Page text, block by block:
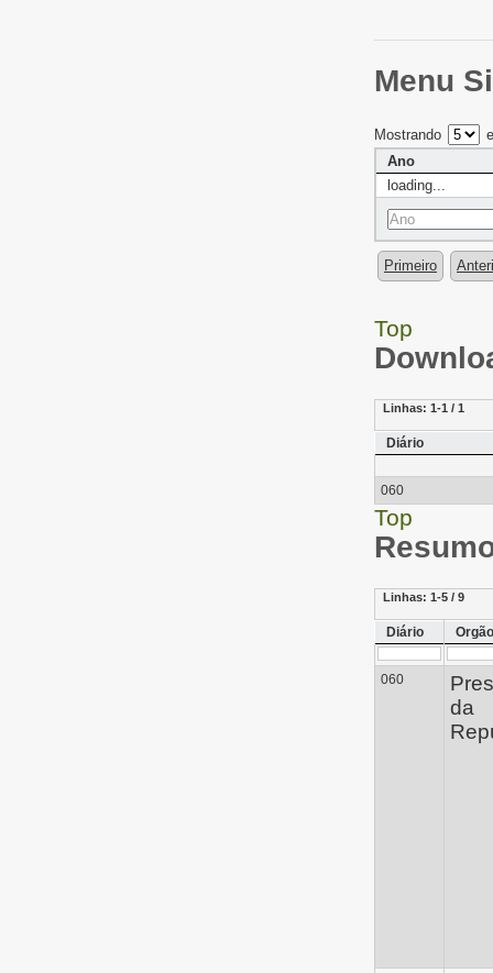
Menu
Mostrando
Ano
loading...
Primeiro
Top
Linhas: 1-1 / 1
Diário
060
Top
Linhas: 1-5 / 9
Diário Orgão
060
da